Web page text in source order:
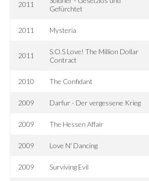
2011
Gefürchtet
2011 Mysteria
2011
S.O.S Love! The Million Dollar
Contract
2010 The Confidant
2009 Darfur - Der vergessene Krieg
2009 The Hessen Affair
2009 Love N' Dancing
2009 Surviving Evil